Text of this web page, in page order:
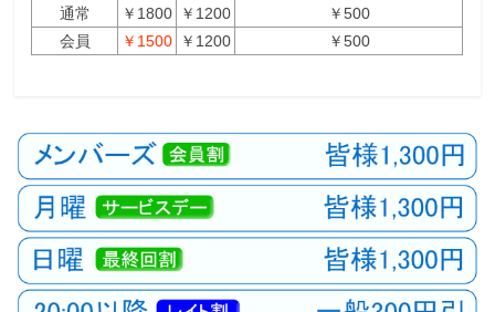
通常
￥1800 ￥1200
￥500
会員
￥1500 ￥1200 ￥500